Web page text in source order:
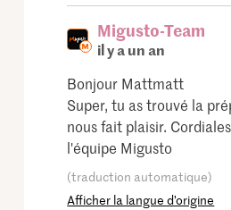
Migusto-Team
il y a un an
Bonjour Mattmatt
Super, tu as trouvé la
nous fait plaisir.
l'équipe Migusto
(traduction automatique)
Afficher la langue d’origine